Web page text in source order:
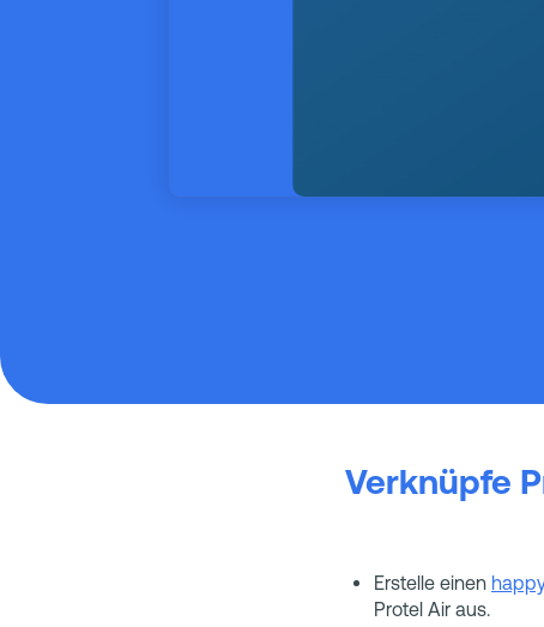
Verknüpfe
Erstelle einen
Protel Air aus.